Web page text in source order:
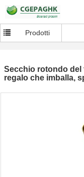
Prodotti
Secchio rotondo del
regalo che imballa,